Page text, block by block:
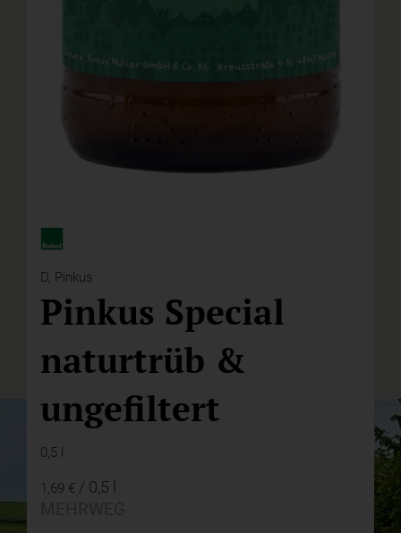
D, Pinkus
Pinkus Special
naturtrüb &
ungefiltert
0,5 l
1,69 € / 0,5 l